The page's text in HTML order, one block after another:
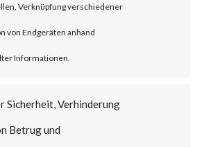
Verknüpfung verschiedener
von Endgeräten anhand
Informationen.
Sicherheit, Verhinderung
Betrug und
(AAA) virtual
advisory also states
servers are